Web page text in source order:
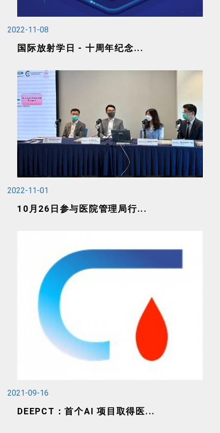
2022-11-08
国际放射学日 - 十周年纪念...
2022-11-01
10月26日参与医院管理局行...
2021-09-16
DEEPCT：首个AI 项目取得医...